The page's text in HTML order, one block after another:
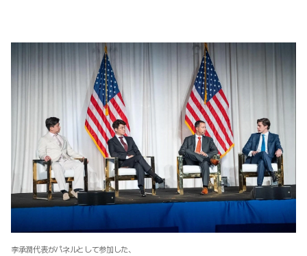
李承潤代表がパネルとして参加した、